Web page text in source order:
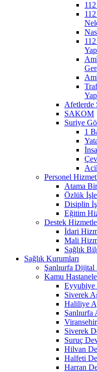
Afetlerde
SAKOM
Suriye
1
Personel
Atama
Özlük
Disiplin
Eğitim
Destek
İdari
Mali
Sağlık
Sağlık Kurumları
Şanlıurfa Dijital
Kamu
Eyyubiye
Siverek
Haliliye
Şanlıurfa
Siverek
Suruç
Hilvan
Halfeti
Harran